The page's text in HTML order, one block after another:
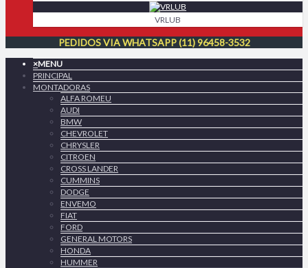
VRLUB
PEDIDOS VIA WHATSAPP (11) 96458-3532
×MENU
PRINCIPAL
MONTADORAS
ALFA ROMEU
AUDI
BMW
CHEVROLET
CHRYSLER
CITROEN
CROSS LANDER
CUMMINS
DODGE
ENVEMO
FIAT
FORD
GENERAL MOTORS
HONDA
HUMMER